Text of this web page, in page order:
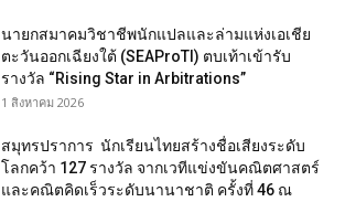
นายกสมาคมวิชาชีพนักแปลและล่ามแห่งเอเชีย
ตะวันออกเฉียงใต้ (SEAProTI) ตบเท้าเข้ารับ
รางวัล “Rising Star in Arbitrations”
1 สิงหาคม 2026
สมุทรปราการ นักเรียนไทยสร้างชื่อเสียงระดับ
โลกคว้า 127 รางวัล จากเวทีแข่งขันคณิตศาสตร์
และคณิตคิดเร็วระดับนานาชาติ ครั้งที่ 46 ณ